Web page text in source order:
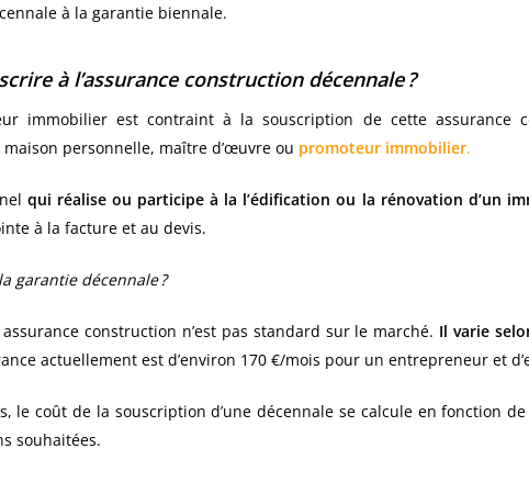
à la garantie biennale.
à l’assurance construction décennale ?
immobilier est contraint à la souscription de cette assurance
personnelle, maître d’œuvre ou promoteur immobilier.
qui réalise ou participe à la l’édification ou la rénovation d’un
à la facture et au devis.
garantie décennale ?
construction n’est pas standard sur le marché. Il varie
actuellement est d’environ 170 €/mois pour un entrepreneur et
le coût de la souscription d’une décennale se calcule en fonction
souhaitées.